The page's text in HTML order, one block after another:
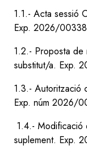
1.1.- Acta sessió
Exp. 2026/
1.2.- Proposta de
substitut/a. Exp.
1.3.- Autorització
Exp. núm 2026/
1.4.-
suplement. Exp.